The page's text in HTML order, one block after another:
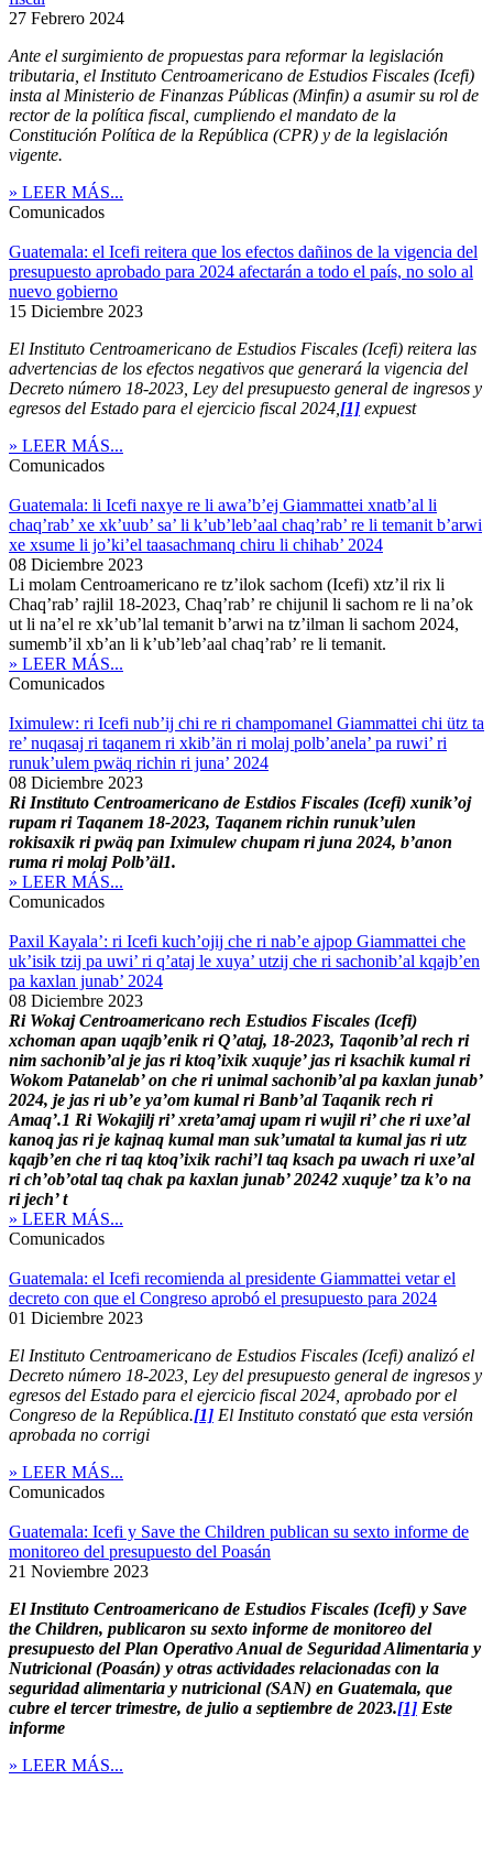
27 Febrero 2024
Ante el surgimiento de propuestas para reformar la legislación
tributaria, el Instituto Centroamericano de Estudios Fiscales (Icefi)
insta al Ministerio de Finanzas Públicas (Minfin) a asumir su rol de
rector de la política fiscal, cumpliendo el mandato de la
Constitución Política de la República (CPR) y de la legislación
vigente.
» LEER MÁS...
Comunicados
Guatemala: el Icefi reitera que los efectos dañinos de la vigencia del
presupuesto aprobado para 2024 afectarán a todo el país, no solo al
nuevo gobierno
15 Diciembre 2023
El Instituto Centroamericano de Estudios Fiscales (Icefi) reitera las
advertencias de los efectos negativos que generará la vigencia del
Decreto número 18-2023, Ley del presupuesto general de ingresos y
egresos del Estado para el ejercicio fiscal 2024, [1] expuest
» LEER MÁS...
Comunicados
Guatemala: li Icefi naxye re li awa’b’ej Giammattei xnatb’al li
chaq’rab’ xe xk’uub’ sa’ li k’ub’leb’aal chaq’rab’ re li temanit b’arwi
xe xsume li jo’ki’el taasachmanq chiru li chihab’ 2024
08 Diciembre 2023
Li molam Centroamericano re tz’ilok sachom (Icefi) xtz’il rix li
Chaq’rab’ rajlil 18-2023, Chaq’rab’ re chijunil li sachom re li na’ok
ut li na’el re xk’ub’lal temanit b’arwi na tz’ilman li sachom 2024,
sumemb’il xb’an li k’ub’leb’aal chaq’rab’ re li temanit.
» LEER MÁS...
Comunicados
Iximulew: ri Icefi nub’ij chi re ri champomanel Giammattei chi ütz ta
re’ nuqasaj ri taqanem ri xkib’än ri molaj polb’anela’ pa ruwi’ ri
runuk’ulem pwäq richin ri juna’ 2024
08 Diciembre 2023
Ri Instituto Centroamericano de Estdios Fiscales (Icefi) xunik’oj
rupam ri Taqanem 18-2023, Taqanem richin runuk’ulen
rokisaxik ri pwäq pan Iximulew chupam ri juna 2024, b’anon
ruma ri molaj Polb’äl1.
» LEER MÁS...
Comunicados
Paxil Kayala’: ri Icefi kuch’ojij che ri nab’e ajpop Giammattei che
uk’isik tzij pa uwi’ ri q’ataj le xuya’ utzij che ri sachonib’al kqajb’en
pa kaxlan junab’ 2024
08 Diciembre 2023
Ri Wokaj Centroamericano rech Estudios Fiscales (Icefi)
xchoman apan uqajb’enik ri Q’ataj, 18-2023, Taqonib’al rech ri
nim sachonib’al je jas ri ktoq’ixik xuquje’ jas ri ksachik kumal ri
Wokom Patanelab’ on che ri unimal sachonib’al pa kaxlan junab’
2024, je jas ri ub’e ya’om kumal ri Banb’al Taqanik rech ri
Amaq’.1 Ri Wokajilj ri’ xreta’amaj upam ri wujil ri’ che ri uxe’al
kanoq jas ri je kajnaq kumal man suk’umatal ta kumal jas ri utz
kqajb’en che ri taq ktoq’ixik rachi’l taq ksach pa uwach ri uxe’al
ri ch’ob’otal taq chak pa kaxlan junab’ 20242 xuquje’ tza k’o na
ri jech’ t
» LEER MÁS...
Comunicados
Guatemala: el Icefi recomienda al presidente Giammattei vetar el
decreto con que el Congreso aprobó el presupuesto para 2024
01 Diciembre 2023
El Instituto Centroamericano de Estudios Fiscales (Icefi) analizó el
Decreto número 18-2023, Ley del presupuesto general de ingresos y
egresos del Estado para el ejercicio fiscal 2024, aprobado por el
Congreso de la República.[1] El Instituto constató que esta versión
aprobada no corrigi
» LEER MÁS...
Comunicados
Guatemala: Icefi y Save the Children publican su sexto informe de
monitoreo del presupuesto del Poasán
21 Noviembre 2023
El Instituto Centroamericano de Estudios Fiscales (Icefi) y Save
the Children, publicaron su sexto informe de monitoreo del
presupuesto del Plan Operativo Anual de Seguridad Alimentaria y
Nutricional (Poasán) y otras actividades relacionadas con la
seguridad alimentaria y nutricional (SAN) en Guatemala, que
cubre el tercer trimestre, de julio a septiembre de 2023.[1] Este
informe
» LEER MÁS...